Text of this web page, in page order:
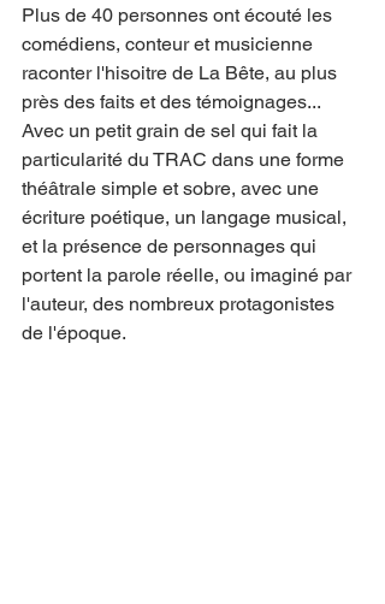
Plus de 40 personnes ont écouté les
comédiens, conteur et musicienne
raconter l'hisoitre de La Bête, au plus
près des faits et des témoignages...
Avec un petit grain de sel qui fait la
particularité du TRAC dans une forme
théâtrale simple et sobre, avec une
écriture poétique, un langage musical,
et la présence de personnages qui
portent la parole réelle, ou imaginé par
l'auteur, des nombreux protagonistes
de l'époque.